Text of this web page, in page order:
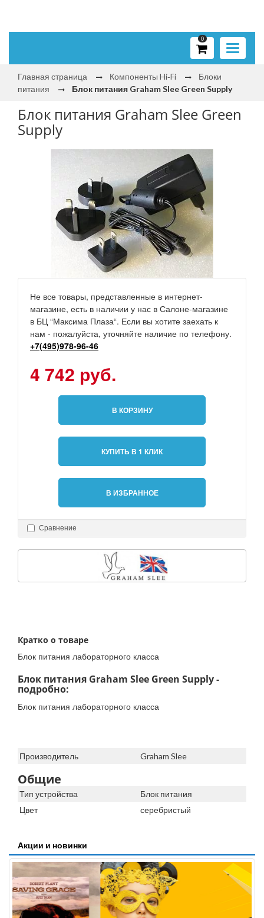
Toggle
0
Главная страница Компоненты Hi‑Fi
Блоки
питания
Блок питания Graham Slee Green Supply
Блок питания Graham Slee Green
Supply
Не все товары, представленные в интернет-
магазине, есть в наличии у нас в Салоне-магазине
в БЦ “Максима Плаза“. Если вы хотите заехать к
нам - пожалуйста, уточняйте наличие по телефону.
+7(495)978-96-46
4 742 руб.
В КОРЗИНУ
КУПИТЬ В 1 КЛИК
В ИЗБРАННОЕ
Сравнение
Кратко о товаре
Блок питания лабораторного класса
Блок питания Graham Slee Green Supply -
подробно:
Блок питания лабораторного класса
Производитель Graham Slee
Общие
Тип устройства
Блок питания
Цвет
серебристый
Акции и новинки